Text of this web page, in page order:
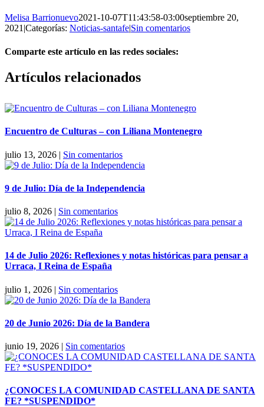
Melisa Barrionuevo2021-10-07T11:43:58-03:00septiembre 20,
2021|Categorías: Noticias-santafe|Sin comentarios
Comparte este artículo en las redes sociales:
Facebook
X
Reddit
LinkedIn
Pinterest
Vk
Artículos relacionados
Encuentro de Culturas – con Liliana Montenegro
julio 13, 2026 | Sin comentarios
9 de Julio: Día de la Independencia
julio 8, 2026 | Sin comentarios
14 de Julio 2026: Reflexiones y notas históricas para pensar a
Urraca, I Reina de España
julio 1, 2026 | Sin comentarios
20 de Junio 2026: Día de la Bandera
junio 19, 2026 | Sin comentarios
¿CONOCES LA COMUNIDAD CASTELLANA DE SANTA
FE? *SUSPENDIDO*